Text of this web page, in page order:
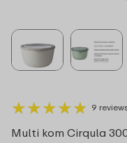
★★★★★
★★★★★ 9
Multi kom Cirqula